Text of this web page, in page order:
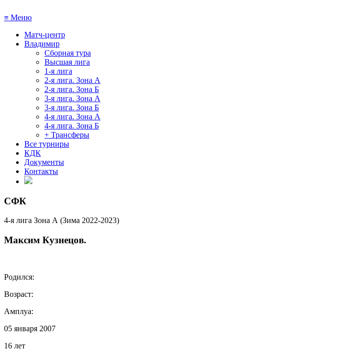
≡ Меню
Матч-центр
Владимир
Сборная тура
Высшая лига
1-я лига
2-я лига. Зона А
2-я лига. Зона Б
3-я лига. Зона А
3-я лига. Зона Б
4-я лига. Зона А
4-я лига. Зона Б
+ Трансферы
Все турниры
КДК
Документы
Контакты
СФК
4-я лига Зона А (Зима 2022-2023)
Максим Кузнецов.
Родился:
Возраст:
Амплуа:
05 января 2007
16 лет